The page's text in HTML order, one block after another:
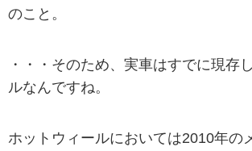
のこと。
・・・そのため、実車はすでに現存
ルなんですね。
ホットウィールにおいては2010年の